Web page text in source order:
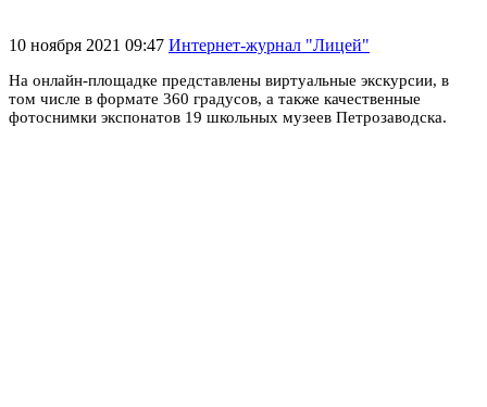
10 ноября 2021 09:47 Интернет-журнал "Лицей"
На онлайн-площадке представлены виртуальные экскурсии, в
том числе в формате 360 градусов, а также качественные
фотоснимки экспонатов 19 школьных музеев Петрозаводска.